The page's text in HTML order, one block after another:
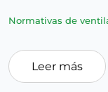
Normativas de
Leer más